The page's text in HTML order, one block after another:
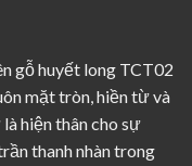
gỗ huyết long TCT02
mặt tròn, hiền từ và
hiện thân cho sự
thanh nhàn trong